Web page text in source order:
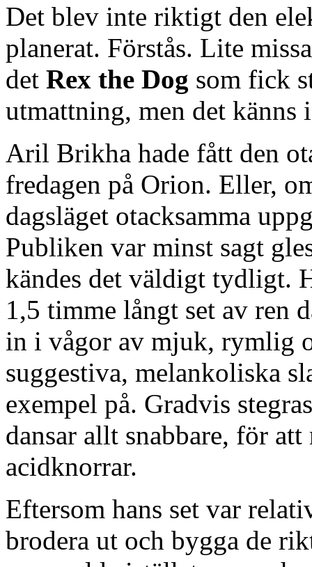
Det blev inte riktigt den
planerat. Förstås. Lite
det Rex the Dog som fick
utmattning, men det känns
Aril Brikha hade fått den
fredagen på Orion. Eller,
dagsläget otacksamma
Publiken var minst sagt
kändes det väldigt tydligt.
1,5 timme långt set av ren
in i vågor av mjuk, rymlig
suggestiva, melankoliska
exempel på. Gradvis
dansar allt snabbare, för
acidknorrar.
Eftersom hans set var
brodera ut och bygga de